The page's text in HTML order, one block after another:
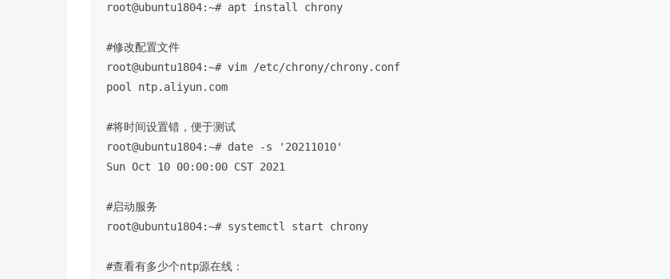
root@ubuntu1804:~# apt install chrony
#修改配置文件
root@ubuntu1804:~# vim /etc/chrony/chrony.conf
pool ntp.aliyun.com
#将时间设置错，便于测试
root@ubuntu1804:~# date -s '20211010'
Sun Oct 10 00:00:00 CST 2021
#启动服务
root@ubuntu1804:~# systemctl start chrony
#查看有多少个ntp源在线：